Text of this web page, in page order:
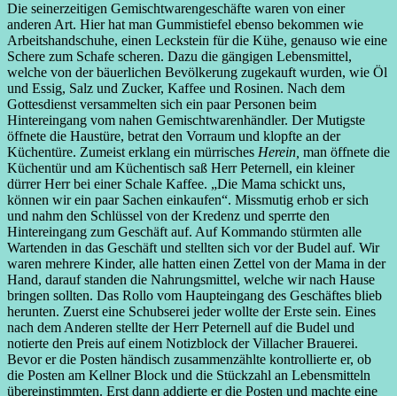
Die seinerzeitigen Gemischtwarengeschäfte waren von einer
anderen Art. Hier hat man Gummistiefel ebenso bekommen wie
Arbeitshandschuhe, einen Leckstein für die Kühe, genauso wie eine
Schere zum Schafe scheren. Dazu die gängigen Lebensmittel,
welche von der bäuerlichen Bevölkerung zugekauft wurden, wie Öl
und Essig, Salz und Zucker, Kaffee und Rosinen. Nach dem
Gottesdienst versammelten sich ein paar Personen beim
Hintereingang vom nahen Gemischtwarenhändler. Der Mutigste
öffnete die Haustüre, betrat den Vorraum und klopfte an der
Küchentüre. Zumeist erklang ein mürrisches Herein, man öffnete die
Küchentür und am Küchentisch saß Herr Peternell, ein kleiner
dürrer Herr bei einer Schale Kaffee. „Die Mama schickt uns,
können wir ein paar Sachen einkaufen“. Missmutig erhob er sich
und nahm den Schlüssel von der Kredenz und sperrte den
Hintereingang zum Geschäft auf. Auf Kommando stürmten alle
Wartenden in das Geschäft und stellten sich vor der Budel auf. Wir
waren mehrere Kinder, alle hatten einen Zettel von der Mama in der
Hand, darauf standen die Nahrungsmittel, welche wir nach Hause
bringen sollten. Das Rollo vom Haupteingang des Geschäftes blieb
herunten. Zuerst eine Schubserei jeder wollte der Erste sein. Eines
nach dem Anderen stellte der Herr Peternell auf die Budel und
notierte den Preis auf einem Notizblock der Villacher Brauerei.
Bevor er die Posten händisch zusammenzählte kontrollierte er, ob
die Posten am Kellner Block und die Stückzahl an Lebensmitteln
übereinstimmten. Erst dann addierte er die Posten und machte eine